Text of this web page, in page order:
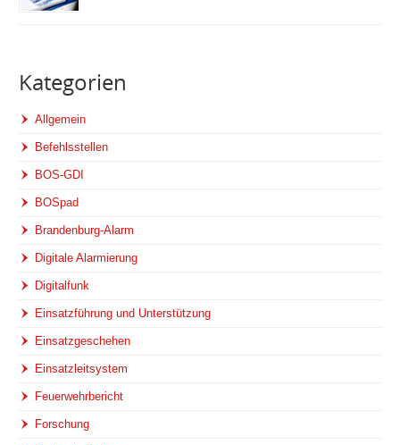
Kategorien
Allgemein
Befehlsstellen
BOS-GDI
BOSpad
Brandenburg-Alarm
Digitale Alarmierung
Digitalfunk
Einsatzführung und Unterstützung
Einsatzgeschehen
Einsatzleitsystem
Feuerwehrbericht
Forschung